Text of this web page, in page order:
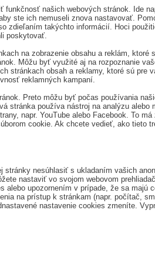
našich webových stránok. Ide
ste ich nemuseli znova nastavovať.
zdieľaním takýchto informácií. Hoci
poskytovať.
na zobrazenie obsahu a reklám,
Môžu byť využité aj na rozpoznanie
stránkach obsah a reklamy, ktoré sú pre
reklamných kampaní.
Preto môžu byť počas používania
stránka používa nástroj na analýzu
napr. YouTube alebo Facebook. To
cookie. Ak chcete vedieť, ako tieto
nesúhlasiť s ukladaním vašich
nastaviť vo svojom webovom
upozornením v prípade, že sa majú
na prístup k stránkam (napr. počítač,
nastavenie cookies zmeníte.